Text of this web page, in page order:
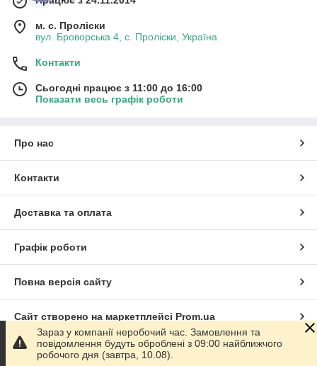
м. с. Проліски
вул. Броворська 4, с. Проліски, Україна
Контакти
Сьогодні працює з 11:00 до 16:00
Показати весь графік роботи
Про нас
Контакти
Доставка та оплата
Графік роботи
Повна версія сайту
Сайт створено на маркетплейсі Prom.ua
Політика конфіденційності
Зараз у компанії неробочий час. Замовлення та
повідомлення будуть оброблені з 09:00 найближчого
робочого дня (завтра, 10.08).